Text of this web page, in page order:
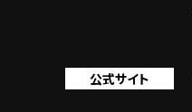
公式サイト